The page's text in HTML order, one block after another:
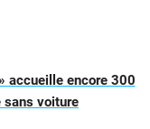
accueille encore 300
voiture